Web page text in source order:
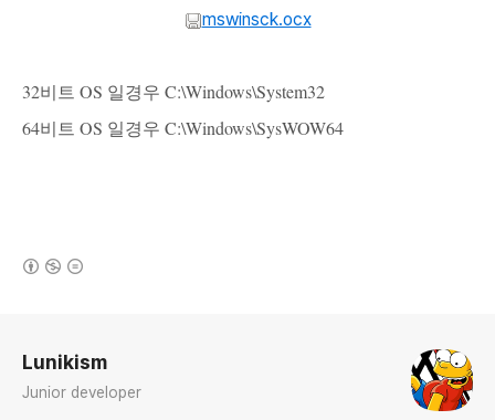
mswinsck.ocx
32비트 OS 일경우 C:\Windows\System32
64비트 OS 일경우 C:\Windows\SysWOW64
Lunikism
Junior developer